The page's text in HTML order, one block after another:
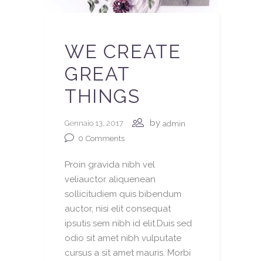
WE CREATE
GREAT
THINGS
Gennaio 13, 2017 by admin
0 Comments
Proin gravida nibh vel
veliauctor aliquenean
sollicitudiem quis bibendum
auctor, nisi elit consequat
ipsutis sem nibh id elit.Duis sed
odio sit amet nibh vulputate
cursus a sit amet mauris. Morbi